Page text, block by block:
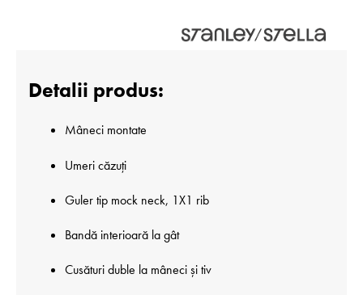
Detalii produs:
Mâneci montate
Umeri căzuți
Guler tip mock neck, 1X1 rib
Bandă interioară la gât
Cusături duble la mâneci și tiv